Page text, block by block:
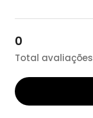
0
Total avaliações